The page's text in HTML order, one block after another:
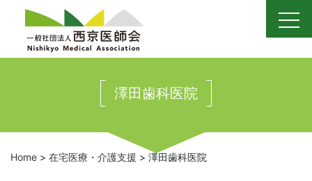
content
澤田歯科医院
Home > 在宅医療・介護支援 > 澤田歯科医院